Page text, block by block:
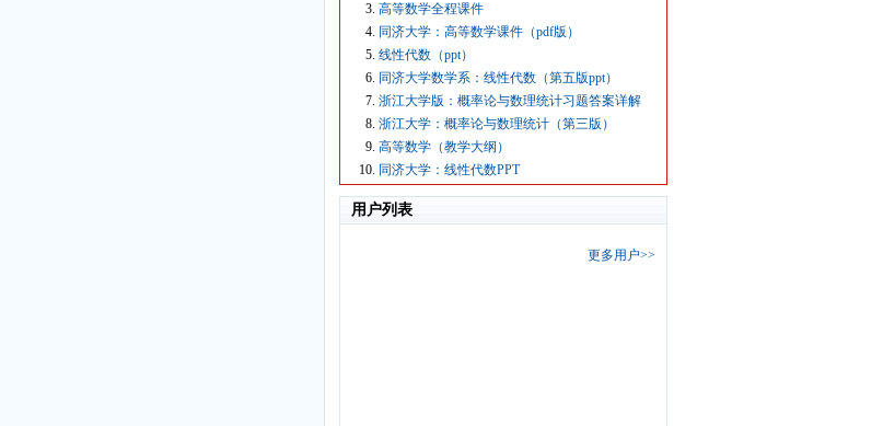
高等数学全程课件
同济大学：高等数学课件（pdf版）
线性代数（ppt）
同济大学数学系：线性代数（第五版ppt）
浙江大学版：概率论与数理统计习题答案详解
浙江大学：概率论与数理统计（第三版）
高等数学（教学大纲）
同济大学：线性代数PPT
用户列表
更多用户>>